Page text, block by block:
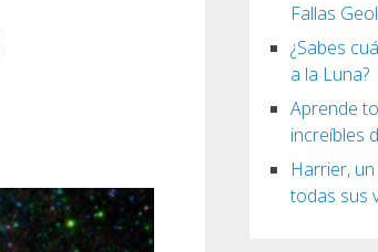
Fallas
¿Sabes
a la Luna?
Aprende
increíbles
Harrier,
todas sus